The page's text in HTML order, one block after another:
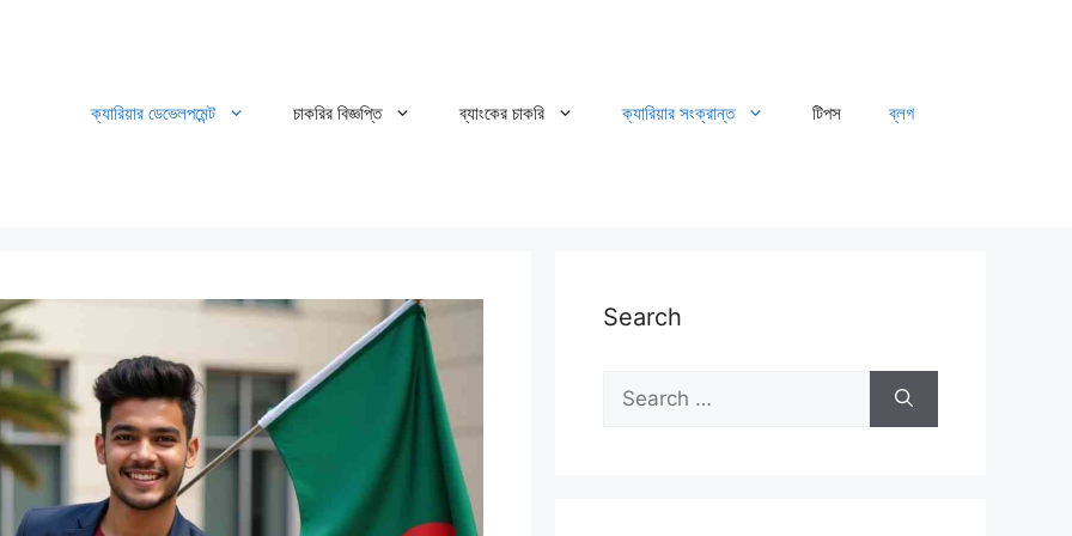
ক্যারিয়ার ডেভেলপমেন্ট চাকরির বিজ্ঞপ্তি ব্যাংকের চাকরি ক্যারিয়ার সংক্রান্ত টিপস ব্লগ
Search
Search
for: